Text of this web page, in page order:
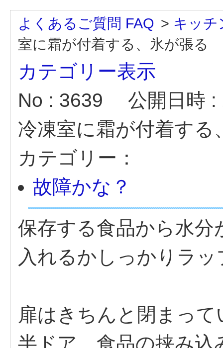
よくあるご質問 FAQ > キッチ
室に霜が付着する、氷が張る
カテゴリー表示
No : 3639
公開日時
冷凍室に霜が付着する
カテゴリー：
故障かな？
保存する食品から水
入れるかしっかりラ
扉はきちんと閉まっ
半ドア、食品の挟み